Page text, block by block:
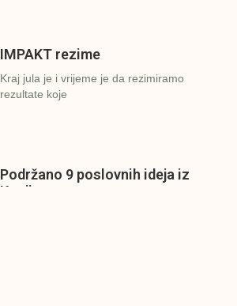
IMPAKT rezime
Kraj jula je i vrijeme je da rezimiramo
rezultate koje
Podržano 9 poslovnih ideja iz
Konjica